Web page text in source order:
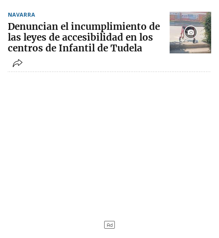
NAVARRA
Denuncian el incumplimiento de
las leyes de accesibilidad en los
centros de Infantil de Tudela